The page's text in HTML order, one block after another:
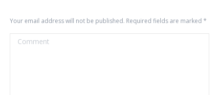
Your email address will not be published. Required fields are marked *
Comment